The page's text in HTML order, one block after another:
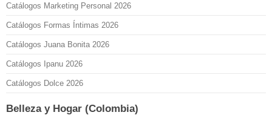
Catálogos Marketing Personal 2026
Catálogos Formas Íntimas 2026
Catálogos Juana Bonita 2026
Catálogos Ipanu 2026
Catálogos Dolce 2026
Belleza y Hogar (Colombia)